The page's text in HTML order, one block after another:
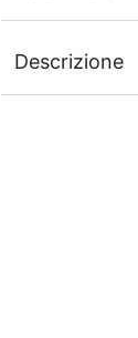
Descrizione